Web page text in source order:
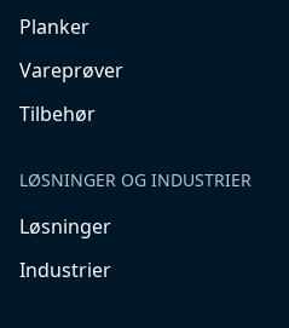
Planker
Vareprøver
Tilbehør
LØSNINGER OG INDUSTRIER
Løsninger
Industrier